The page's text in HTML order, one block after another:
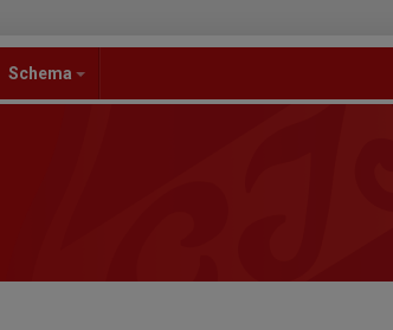
Schema